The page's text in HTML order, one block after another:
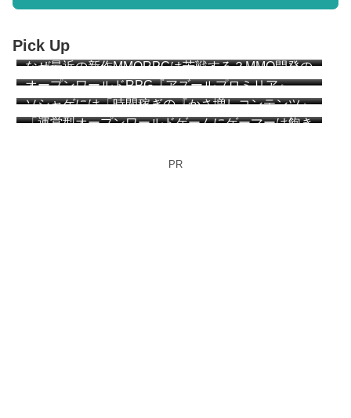
Pick Up
なぜ最近の新作MMORPGは苦戦する？MMO開発の
ベテラン達が説明 “MMOは『ゲーム』になりすぎ
た”
オープンワールドRPG『アズールプロミリア』
CBT簡易レビュー
ソシャゲには「時間稼ぎの『かさ増しコンテンツ』
が必要か？」 アークナイツ：エンドフィールドの
「運営型オープンワールドゲームにゲーマーは飽き
PR